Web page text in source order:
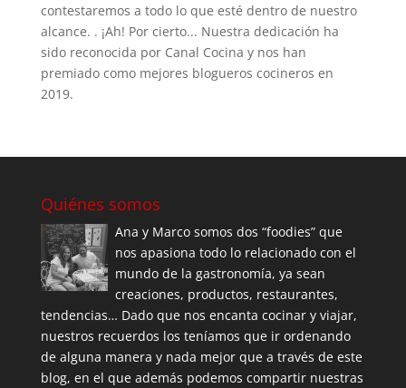
contestaremos a todo lo que esté dentro de nuestro
alcance. . ¡Ah! Por cierto... Nuestra dedicación ha
sido reconocida por Canal Cocina y nos han
premiado como mejores blogueros cocineros en
2019.
Quiénes somos
Ana y Marco somos dos “foodies” que
nos apasiona todo lo relacionado con el
mundo de la gastronomía, ya sean
creaciones, productos, restaurantes,
tendencias… Dado que nos encanta cocinar y viajar,
nuestros recuerdos los teníamos que ir ordenando
de alguna manera y nada mejor que a través de este
blog, en el que además podemos compartir nuestras